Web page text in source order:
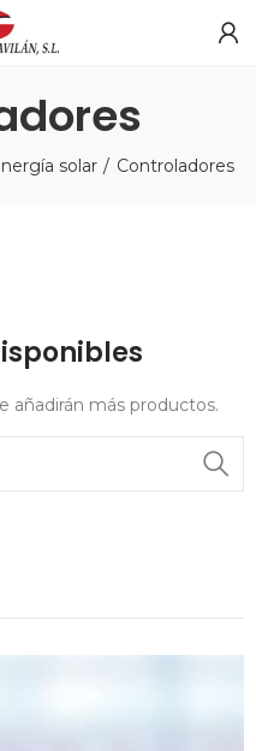
solar Controladores
añadirán más productos.